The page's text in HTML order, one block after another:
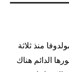
منذ ثلاثة
الدائم هناك